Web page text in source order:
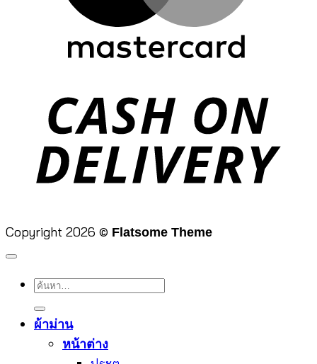
Copyright 2026 © Flatsome Theme
ค้นหา:
ผ้าม่าน
หน้าต่าง